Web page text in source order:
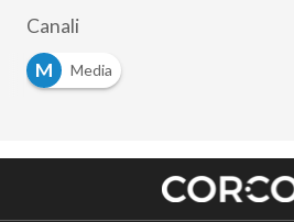
Scaricalo gratis!